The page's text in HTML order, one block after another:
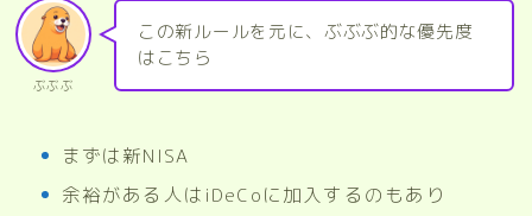
ぶぶぶ
この新ルールを元に、ぶぶぶ的な優先度
はこちら
まずは新NISA
余裕がある人はiDeCoに加入するのもあり